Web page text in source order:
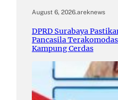
August 6, 2026.areknews
DPRD Surabaya
Pancasila
Kampung Cerdas